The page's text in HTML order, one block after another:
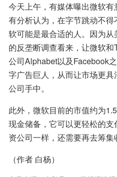
今天上午，有媒体曝出微软有
有分析认为，在字节跳动不
软可能是最合适的人。因为
的反垄断调查看来，让微软
公司Alphabet以及Facebook
字广告巨人，从而让市场更
公司手中。
此外，微软目前的市值约为
现金储备，它可以更轻松的
资公司一样，还需要再去筹集
（作者 白杨）